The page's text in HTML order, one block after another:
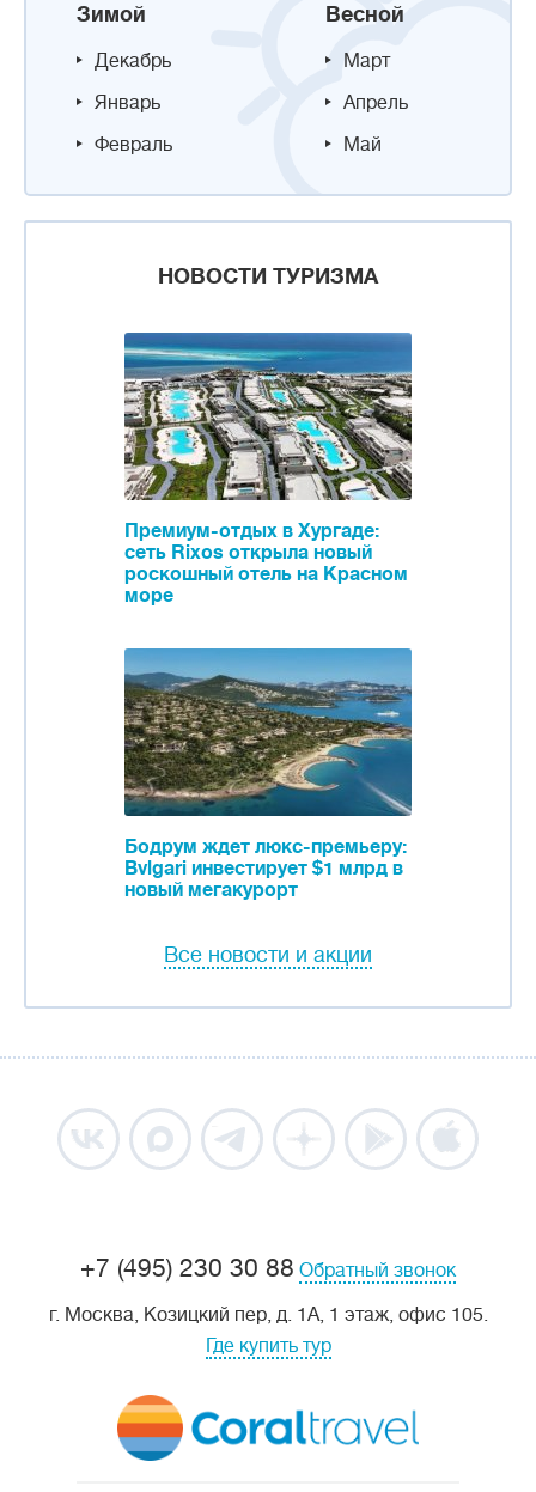
Зимой
Декабрь
Январь
Февраль
Весной
Март
Апрель
Май
НОВОСТИ ТУРИЗМА
Премиум-отдых в Хургаде:
сеть Rixos открыла новый
роскошный отель на Красном
море
Бодрум ждет люкс-премьеру:
Bvlgari инвестирует $1 млрд в
новый мегакурорт
Все новости и акции
+7 (495) 230 30 88 Обратный звонок
г. Москва, Козицкий пер, д. 1А, 1 этаж, офис 105.
Где купить тур